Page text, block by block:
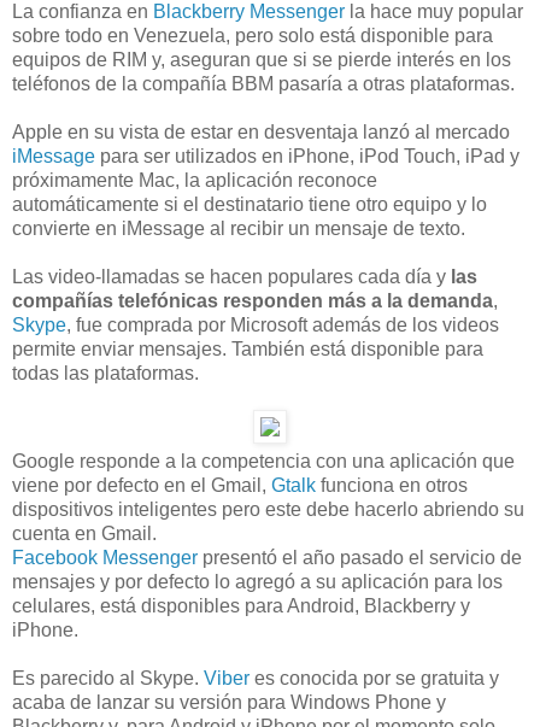
La confianza en Blackberry Messenger la hace muy popular
sobre todo en Venezuela, pero solo está disponible para
equipos de RIM y, aseguran que si se pierde interés en los
teléfonos de la compañía BBM pasaría a otras plataformas.
Apple en su vista de estar en desventaja lanzó al mercado
iMessage para ser utilizados en iPhone, iPod Touch, iPad y
próximamente Mac, la aplicación reconoce
automáticamente si el destinatario tiene otro equipo y lo
convierte en iMessage al recibir un mensaje de texto.
Las video-llamadas se hacen populares cada día y las
compañías telefónicas responden más a la demanda,
Skype, fue comprada por Microsoft además de los videos
permite enviar mensajes. También está disponible para
todas las plataformas.
Google responde a la competencia con una aplicación que
viene por defecto en el Gmail, Gtalk funciona en otros
dispositivos inteligentes pero este debe hacerlo abriendo su
cuenta en Gmail.
Facebook Messenger presentó el año pasado el servicio de
mensajes y por defecto lo agregó a su aplicación para los
celulares, está disponibles para Android, Blackberry y
iPhone.
Es parecido al Skype. Viber es conocida por se gratuita y
acaba de lanzar su versión para Windows Phone y